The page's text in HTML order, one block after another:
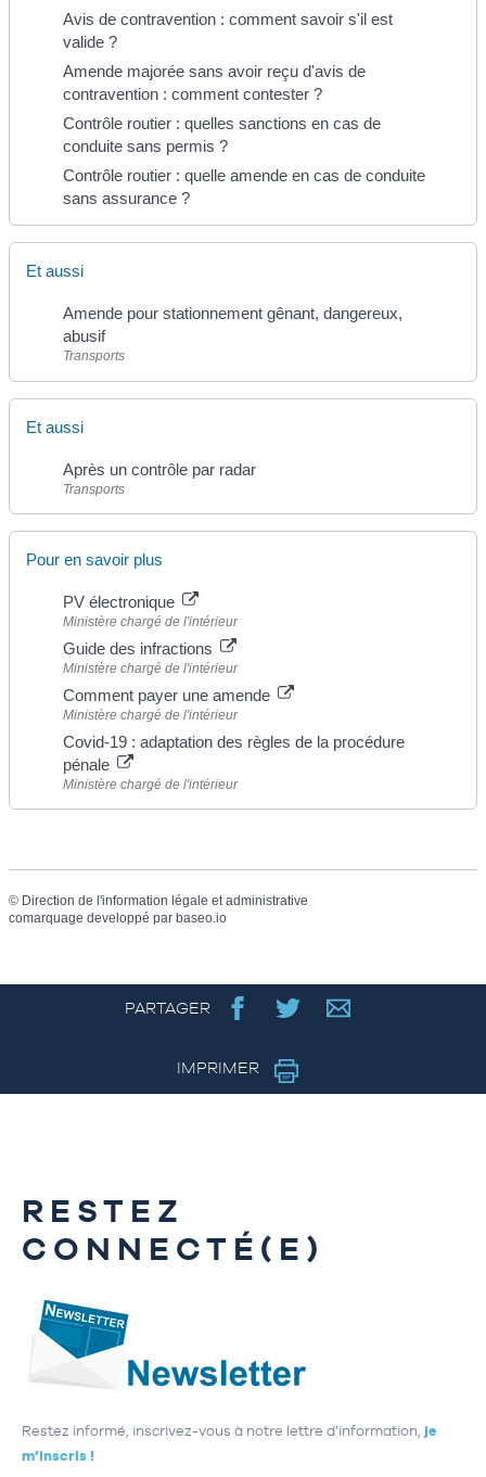
Avis de contravention : comment savoir s'il est
valide ?
Amende majorée sans avoir reçu d'avis de
contravention : comment contester ?
Contrôle routier : quelles sanctions en cas de
conduite sans permis ?
Contrôle routier : quelle amende en cas de conduite
sans assurance ?
Et aussi
Amende pour stationnement gênant, dangereux,
abusif
Transports
Et aussi
Après un contrôle par radar
Transports
Pour en savoir plus
PV électronique
Ministère chargé de l'intérieur
Guide des infractions
Ministère chargé de l'intérieur
Comment payer une amende
Ministère chargé de l'intérieur
Covid-19 : adaptation des règles de la procédure
pénale
Ministère chargé de l'intérieur
© Direction de l'information légale et administrative
comarquage developpé par baseo.io
PARTAGER
IMPRIMER
RESTEZ
CONNECTÉ(E)
Restez informé, inscrivez-vous à notre lettre d’information, je
m’inscris !